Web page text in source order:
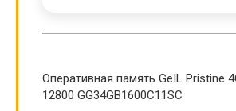
Оперативная память GeIL Pristine
12800 GG34GB1600C11SC